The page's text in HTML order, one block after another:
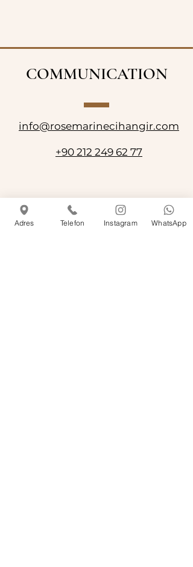
COMMUNICATION
info@rosemarinecihangir.com
+90 212 249 62 77
Adres Telefon Instagram WhatsApp